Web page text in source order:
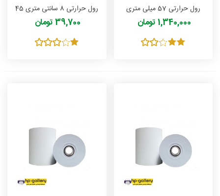
رول حرارتی 57 میلی متری
(رول حرارتی آزمایشگاهی)
1,340,000 تومان
رول حرارتی 8 سانتی متری 45
متری
39,700 تومان